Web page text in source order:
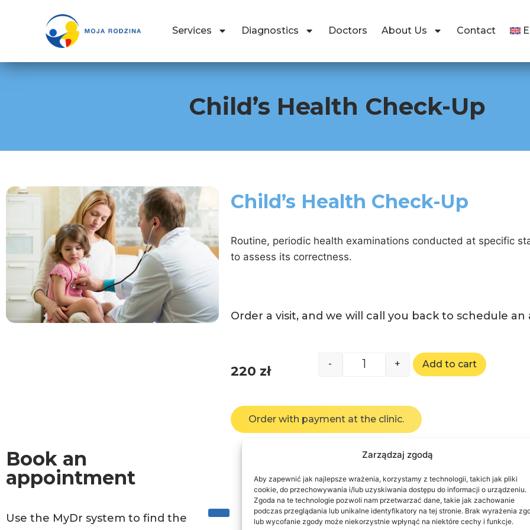
Zarządzaj zgodą
Aby zapewnić jak najlepsze wrażenia, korzystamy z technologii, takich jak pliki
cookie, do przechowywania i/lub uzyskiwania dostępu do informacji o urządzeniu.
Zgoda na te technologie pozwoli nam przetwarzać dane, takie jak zachowanie
podczas przeglądania lub unikalne identyfikatory na tej stronie. Brak wyrażenia
lub wycofanie zgody może niekorzystnie wpłynąć na niektóre cechy i funkcje.
Services Diagnostics Doctors About Us Contact
Child’s Health Check-Up
Child’s Health Check-Up
Routine, periodic health examinations conducted at specific
to assess its correctness.
Order a visit, and we will call you back to schedule
220 zł - + Add to cart
Order with payment at the clinic.
Book an
appointment
Use the MyDr system to find the